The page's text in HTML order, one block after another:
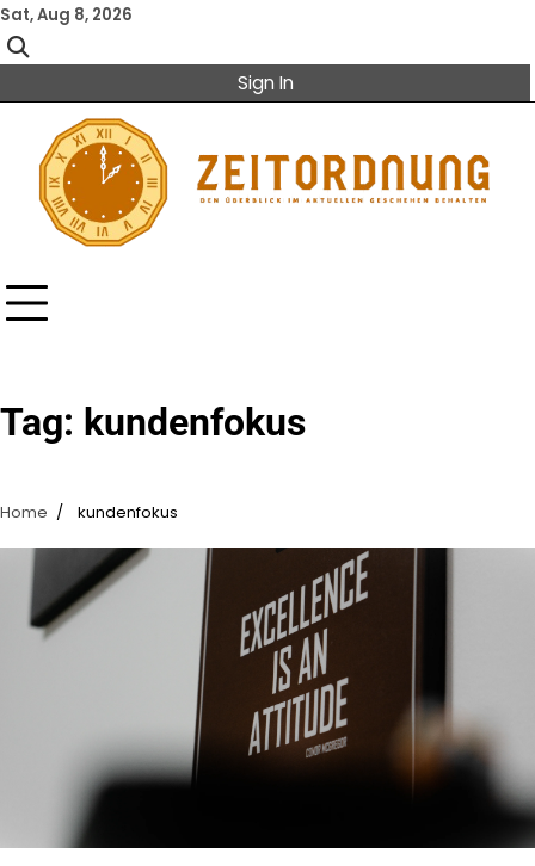
Skip
to
content
Sat, Aug 8, 2026
Sign In
Tag: kundenfokus
Home kundenfokus